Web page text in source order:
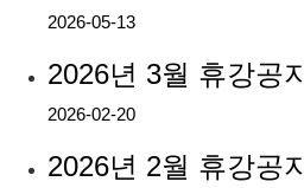
2026-05-13
2026년 3월 휴강공지
2026-02-20
2026년 2월 휴강공지